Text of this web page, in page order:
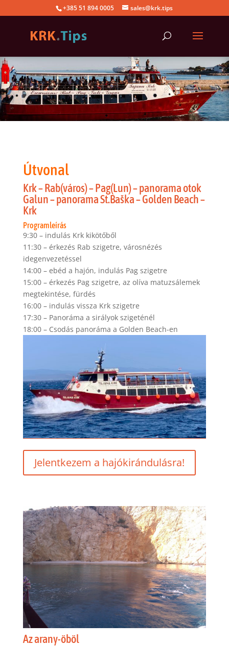
+385 51 894 0005 sales@krk.tips
Útvonal
Krk – Rab(város) – Pag(Lun) – panorama otok
Galun – panorama St.Baška – Golden Beach –
Krk
Programleírás
9:30 – indulás Krk kikötőből
11:30 – érkezés Rab szigetre, városnézés
idegenvezetéssel
14:00 – ebéd a hajón, indulás Pag szigetre
15:00 – érkezés Pag szigetre, az olíva matuzsálemek
megtekintése, fürdés
16:00 – indulás vissza Krk szigetre
17:30 – Panoráma a sirályok szigeténél
18:00 – Csodás panoráma a Golden Beach-en
Jelentkezem a hajókirándulásra!
Az arany-öböl